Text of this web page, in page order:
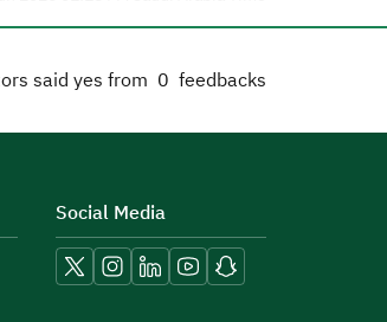
said yes from 0 feedbacks
Social Media